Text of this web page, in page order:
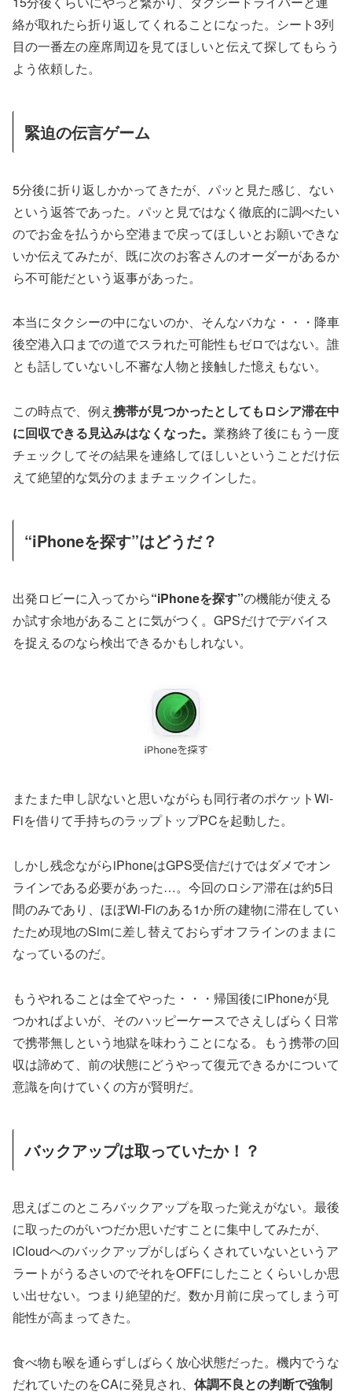
絡が取れたら折り返してくれることになった。シート3列
目の一番左の座席周辺を見てほしいと伝えて探してもらう
よう依頼した。
緊迫の伝言ゲーム
5分後に折り返しかかってきたが、パッと見た感じ、ない
という返答であった。パッと見ではなく徹底的に調べたい
のでお金を払うから空港まで戻ってほしいとお願いできな
いか伝えてみたが、既に次のお客さんのオーダーがあるか
ら不可能だという返事があった。
本当にタクシーの中にないのか、そんなバカな・・・降車
後空港入口までの道でスラれた可能性もゼロではない。誰
とも話していないし不審な人物と接触した憶えもない。
この時点で、例え 携帯が見つかったとしてもロシア滞在中
に回収できる見込みはなくなった。 業務終了後にもう一度
チェックしてその結果を連絡してほしいということだけ伝
えて絶望的な気分のままチェックインした。
“iPhoneを探す”はどうだ？
出発ロビーに入ってから“iPhoneを探す”の機能が使える
か試す余地があることに気がつく。GPSだけでデバイス
を捉えるのなら検出できるかもしれない。
またまた申し訳ないと思いながらも同行者のポケットWi-
Fiを借りて手持ちのラップトップPCを起動した。
しかし残念ながらiPhoneはGPS受信だけではダメでオン
ラインである必要があった…。今回のロシア滞在は約5日
間のみであり、ほぼWi-Fiのある1か所の建物に滞在してい
たため現地のSimに差し替えておらずオフラインのままに
なっているのだ。
もうやれることは全てやった・・・帰国後にiPhoneが見
つかればよいが、そのハッピーケースでさえしばらく日常
で携帯無しという地獄を味わうことになる。もう携帯の回
収は諦めて、前の状態にどうやって復元できるかについて
意識を向けていくの方が賢明だ。
バックアップは取っていたか！？
思えばこのところバックアップを取った覚えがない。最後
に取ったのがいつだか思いだすことに集中してみたが、
iCloudへのバックアップがしばらくされていないというア
ラートがうるさいのでそれをOFFにしたことくらいしか思
い出せない。つまり絶望的だ。数か月前に戻ってしまう可
能性が高まってきた。
食べ物も喉を通らずしばらく放心状態だった。機内でうな
だれていたのをCAに発見され、 体調不良との判断で強制